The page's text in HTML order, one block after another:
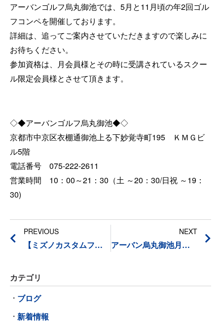
アーバンゴルフ烏丸御池では、5月と11月頃の年2回ゴル
フコンペを開催しております。
詳細は、追ってご案内させていただきますので楽しみに
お待ちください。
参加資格は、月会員様とその時に受講されているスクー
ル限定会員様とさせて頂きます。
◇◆アーバンゴルフ烏丸御池◆◇
京都市中京区衣棚通御池上る下妙覚寺町195 ＫＭＧビ
ル5階
電話番号 075-222-2611
営業時間 10：00～21：30（土 ～20：30/日祝 ～19：
30)
PREVIOUS
【ミズノカスタムフィッテイング】6月日程
NEXT
アーバン烏丸御池月例会&和田プロラウンド会を実施しました。
カテゴリ
ブログ
新着情報